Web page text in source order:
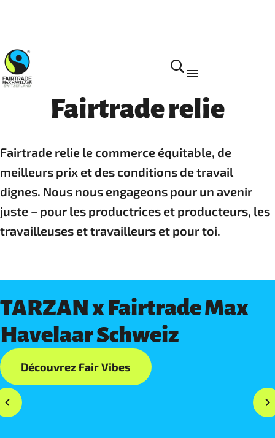
Fairtrade relie
Fairtrade relie le commerce équitable, de
meilleurs prix et des conditions de travail
dignes. Nous nous engageons pour un avenir
juste – pour les productrices et producteurs, les
travailleuses et travailleurs et pour toi.
TARZAN x Fairtrade Max
Havelaar Schweiz
Découvrez Fair Vibes